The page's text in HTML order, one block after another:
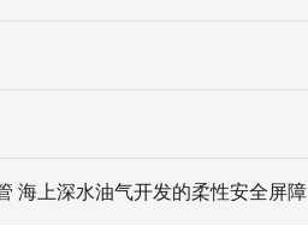
海上深水油气开发的柔性安全屏障